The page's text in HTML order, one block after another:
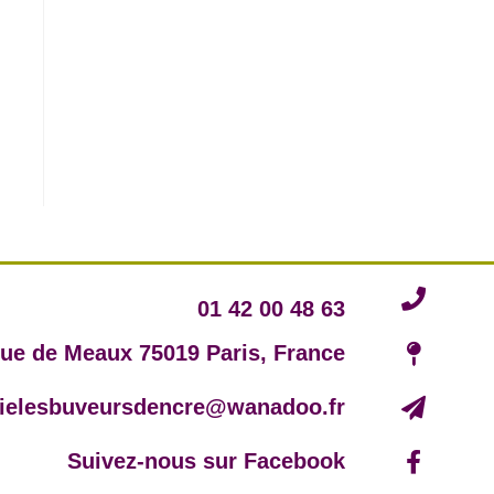
01 42 00 48 63
de Meaux 75019 Paris, France
Suivez-nous sur Facebook